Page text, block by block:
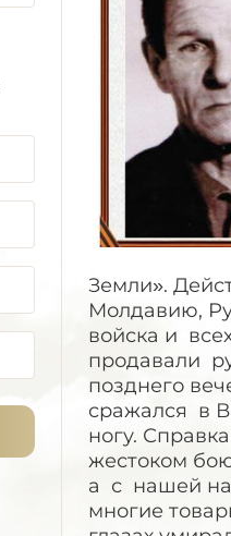
Земли».
Молдавию,
войска и
продавали
позднего
сражался в
ногу.
жестоком
а с нашей
многие